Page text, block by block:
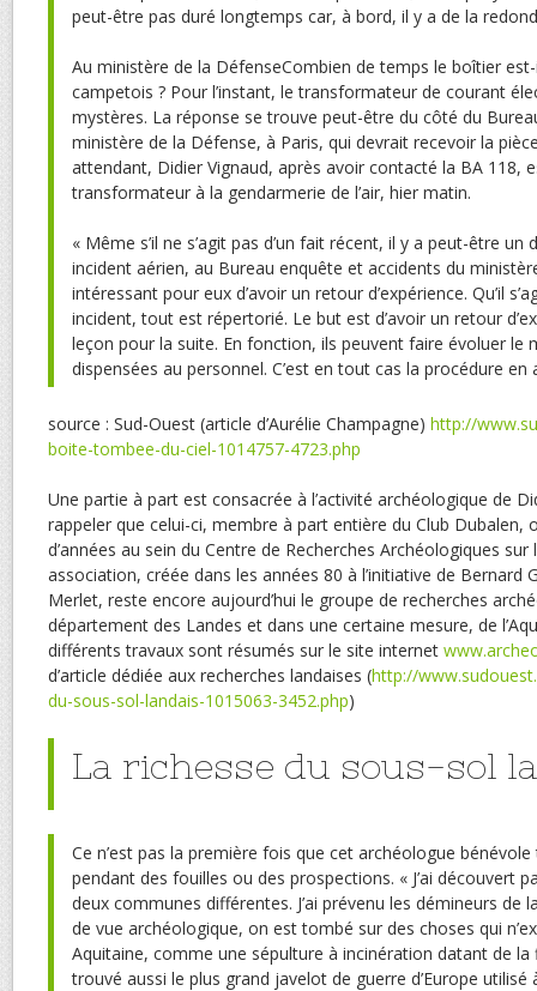
peut-être pas duré longtemps car, à bord, il y a de la
Au ministère de la DéfenseCombien de temps le boîtier
campetois ? Pour l’instant, le transformateur de courant
mystères. La réponse se trouve peut-être du côté du
ministère de la Défense, à Paris, qui devrait recevoir la
attendant, Didier Vignaud, après avoir contacté la BA 118,
transformateur à la gendarmerie de l’air, hier matin.
« Même s’il ne s’agit pas d’un fait récent, il y a peut-être
incident aérien, au Bureau enquête et accidents du
intéressant pour eux d’avoir un retour d’expérience. Qu’il
incident, tout est répertorié. Le but est d’avoir un retour
leçon pour la suite. En fonction, ils peuvent faire évoluer le
dispensées au personnel. C’est en tout cas la procédure en
source : Sud-Ouest (article d’Aurélie Champagne) http://
boite-tombee-du-ciel-1014757-4723.php
Une partie à part est consacrée à l’activité archéologique de
rappeler que celui-ci, membre à part entière du Club Dubalen,
d’années au sein du Centre de Recherches Archéologiques sur
association, créée dans les années 80 à l’initiative de Bernard
Merlet, reste encore aujourd’hui le groupe de recherches
département des Landes et dans une certaine mesure, de
différents travaux sont résumés sur le site internet
d’article dédiée aux recherches landaises (http://
du-sous-sol-landais-1015063-3452.php)
La richesse du sous-sol
Ce n’est pas la première fois que cet archéologue
pendant des fouilles ou des prospections. « J’ai découvert
deux communes différentes. J’ai prévenu les démineurs de
de vue archéologique, on est tombé sur des choses qui
Aquitaine, comme une sépulture à incinération datant de la
trouvé aussi le plus grand javelot de guerre d’Europe utilisé